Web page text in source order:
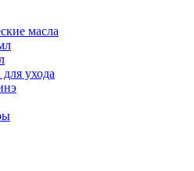
масла
ухода